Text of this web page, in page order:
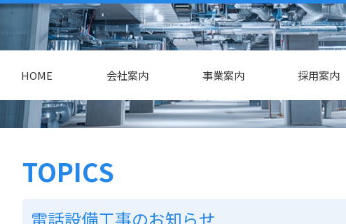
HOME 会社案内 事業案内 採用案内
TOPICS
電話設備工事のお知らせ